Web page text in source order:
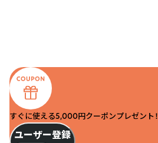
すぐに使える5,000円クーポンプレゼント！
ユーザー登録